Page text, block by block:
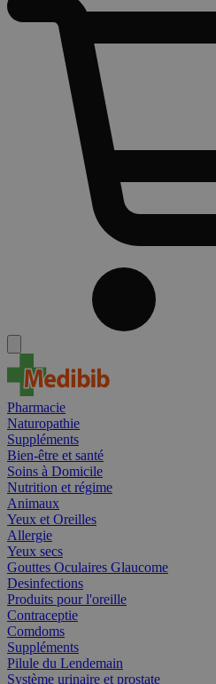
Pharmacie
Naturopathie
Suppléments
Bien-être et santé
Soins à Domicile
Nutrition et régime
Animaux
Yeux et Oreilles
Allergie
Yeux secs
Gouttes Oculaires Glaucome
Desinfections
Produits pour l'oreille
Contraceptie
Comdoms
Suppléments
Pilule du Lendemain
Système urinaire et prostate